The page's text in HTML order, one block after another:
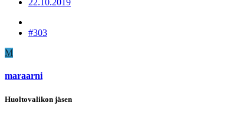
22.10.2019
#303
M
maraarni
Huoltovalikon jäsen